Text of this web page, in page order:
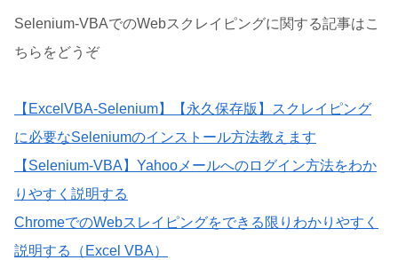
Selenium-VBAでのWebスクレイピングに関する記事はこ
ちらをどうぞ
【ExcelVBA‐Selenium】【永久保存版】スクレイピング
に必要なSeleniumのインストール方法教えます
【Selenium-VBA】Yahooメールへのログイン方法をわか
りやすく説明する
ChromeでのWebスレイピングをできる限りわかりやすく
説明する（Excel VBA）